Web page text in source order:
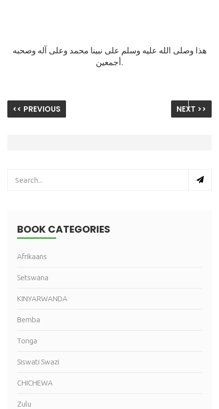
هذا وصلى الله عليه وسلم على نبينا محمد وعلى آله وصحبه
أجمعين.
<< PREVIOUS NEXT >>
BOOK CATEGORIES
Afrikaans
Setswana
KINYARWANDA
Bemba
Tonga
Siswati Swazi
CHICHEWA
Zulu